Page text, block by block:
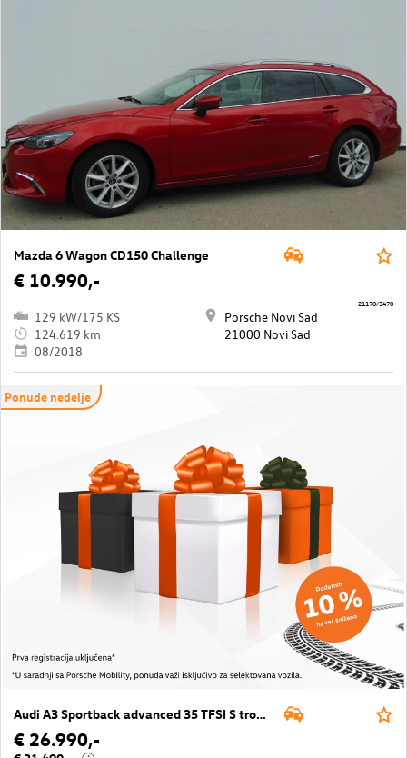
Mazda 6 Wagon CD150 Challenge
€ 10.990,-
129 kW/175 KS
124.619 km
08/2018
Porsche Novi Sad
21000 Novi Sad
21170/3470
Ponude nedelje
Audi A3 Sportback advanced 35 TFSI S tronic
€ 26.990,-